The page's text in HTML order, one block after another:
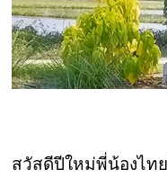
สวัสดีปีใหม่พี่น้องไท